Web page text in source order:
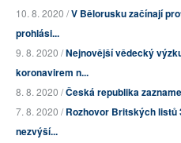
10. 8. 2020 /V Bělorusku začínají
prohlási...
9. 8. 2020 /Nejnovější vědecký
koronavirem n...
8. 8. 2020 /Česká republika
7. 8. 2020 /Rozhovor Britských listů
nezvýší...